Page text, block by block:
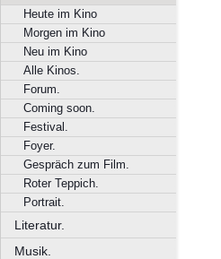
Heute im Kino
Morgen im Kino
Neu im Kino
Alle Kinos.
Forum.
Coming soon.
Festival.
Foyer.
Gespräch zum Film.
Roter Teppich.
Portrait.
Literatur.
Musik.